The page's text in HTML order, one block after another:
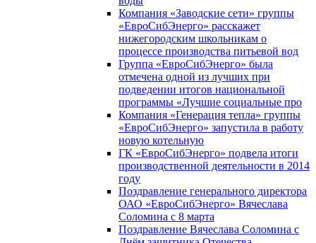
Компания «Заводские сети» группы
«ЕвроСибЭнерго» расскажет
нижегородским школьникам о
процессе производства питьевой вод
Группа «ЕвроСибЭнерго» была
отмечена одной из лучших при
подведении итогов национальной
программы «Лучшие социальные про
Компания «Генерация тепла» группы
«ЕвроСибЭнерго» запустила в работу
новую котельную
ГК «ЕвроСибЭнерго» подвела итоги
производственной деятельности в 2014
году
Поздравление генерального директора
ОАО «ЕвроСибЭнерго» Вячеслава
Соломина с 8 марта
Поздравление Вячеслава Соломина с